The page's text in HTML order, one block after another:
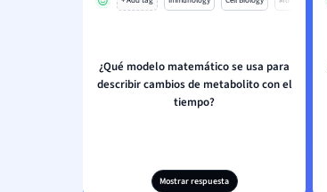
¿Qué modelo matemático se usa para
describir cambios de metabolito con el
tiempo?
Mostrar respuesta